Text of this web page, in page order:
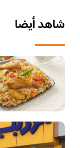
شاهد أيضا